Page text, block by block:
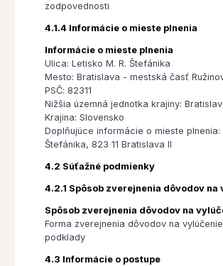
zodpovednosti
4.1.4 Informácie o mieste plnenia
Informácie o mieste plnenia
Ulica: Letisko M. R. Štefánika
Mesto: Bratislava - mestská časť
PSČ: 82311
Nižšia územná jednotka krajiny:
Krajina: Slovensko
Doplňujúce informácie o mieste plnenia:
Štefánika, 823 11 Bratislava II
4.2 Súťažné podmienky
4.2.1 Spôsob zverejnenia dôvodov na
Spôsob zverejnenia dôvodov na
Forma zverejnenia dôvodov na
podklady
4.3 Informácie o postupe